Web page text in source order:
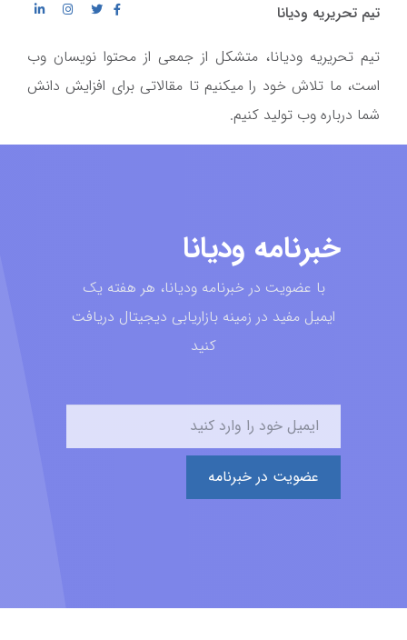
تیم تحریریه ودیانا
تیم تحریریه ودیانا، متشکل از جمعی از محتوا نویسان وب
است، ما تلاش خود را میکنیم تا مقالاتی برای افزایش دانش
شما درباره وب تولید کنیم.
خبرنامه ودیانا
با عضویت در خبرنامه ودیانا، هر هفته یک
ایمیل مفید در زمینه بازاریابی دیجیتال دریافت
کنید
عضویت در خبرنامه